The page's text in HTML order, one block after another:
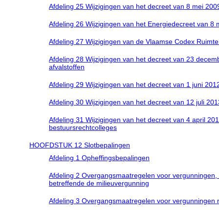
Afdeling 25 Wijzigingen van het decreet van 8 mei
Afdeling 26 Wijzigingen van het Energiedecreet van 8
Afdeling 27 Wijzigingen van de Vlaamse Codex
Afdeling 28 Wijzigingen van het decreet van 23
afvalstoffen
Afdeling 29 Wijzigingen van het decreet van 1 juni
Afdeling 30 Wijzigingen van het decreet van 12 juli
Afdeling 31 Wijzigingen van het decreet van 4 april
bestuursrechtcolleges
HOOFDSTUK 12 Slotbepalingen
Afdeling 1 Opheffingsbepalingen
Afdeling 2 Overgangsmaatregelen voor
betreffende de milieuvergunning
Afdeling 3 Overgangsmaatregelen voor